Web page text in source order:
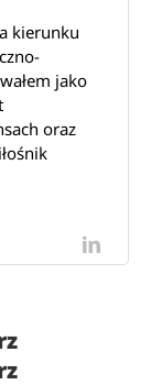
kierunku
jako
oraz
LinkedIn